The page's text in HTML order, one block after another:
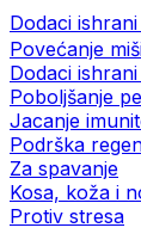
Dodaci
Povećanje
Dodaci
Poboljšanje
Jacanje
Podrška
Za spavanje
Kosa, koža i
Protiv stresa